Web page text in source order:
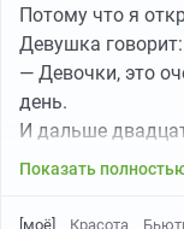
Потому что я
Девушка говорит:
— Девочки, это
день.
И дальше
растушёвывает,
Запекает!
Показать
[моё] Красота